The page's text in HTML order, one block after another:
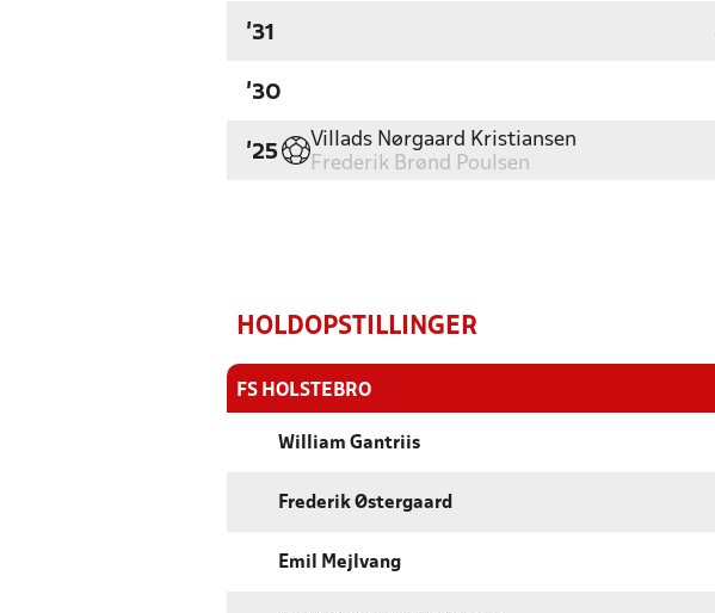
'31
'30
'25
Villads Nørgaard Kristiansen
Frederik Brønd Poulsen
HOLDOPSTILLINGER
FS HOLSTEBRO
William Gantriis
Frederik Østergaard
Emil Mejlvang